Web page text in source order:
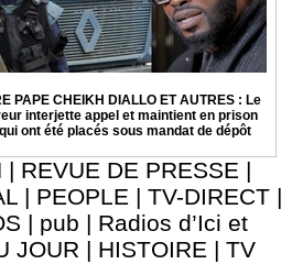
PAPE CHEIKH DIALLO ET AUTRES : Le
interjette appel et maintient en prison
ont été placés sous mandat de dépôt
| REVUE DE PRESSE |
| PEOPLE | TV-DIRECT |
| pub | Radios d’Ici et
JOUR | HISTOIRE | TV